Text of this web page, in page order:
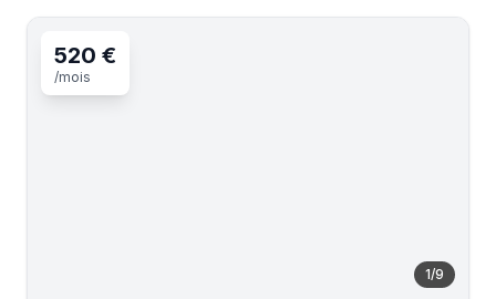
1/9
520 €
/mois